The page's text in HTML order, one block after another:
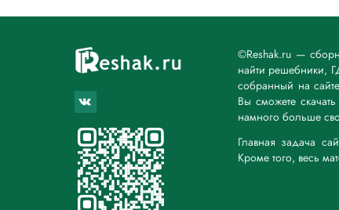
©Reshak.ru —
найти решебники,
собранный на
Вы сможете
намного больше
Главная задача
Кроме того, весь